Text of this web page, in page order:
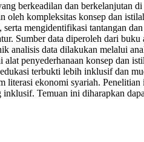
berkeadilan dan berkelanjutan
kompleksitas konsep dan
mengidentifikasi tantangan
Sumber data diperoleh dari
analisis data dilakukan melalui
penyederhanaan konsep dan
terbukti lebih inklusif dan
ekonomi syariah.
Temuan ini diharapkan